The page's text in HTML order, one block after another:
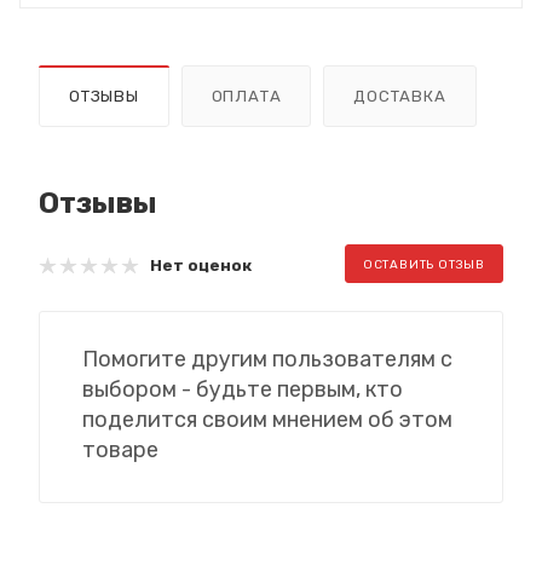
ОТЗЫВЫ ОПЛАТА ДОСТАВКА
Отзывы
Нет оценок ОСТАВИТЬ ОТЗЫВ
Помогите другим пользователям с
выбором - будьте первым, кто
поделится своим мнением об этом
товаре